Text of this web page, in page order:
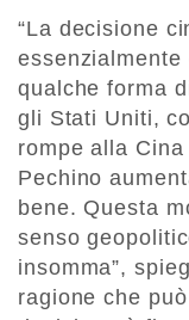
“La decisione
qualche forma
gli Stati Uniti,
rompe alla
Pechino
bene. Questa
senso
insomma”,
ragione che